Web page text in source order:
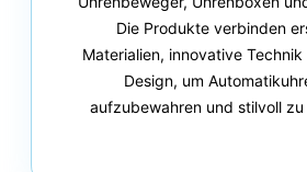
Die Produkte verbinden
Materialien, innovative
Design, um
aufzubewahren und stilvoll